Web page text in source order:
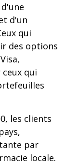
d'un
qui
des options
qui
les clients
par
locale.